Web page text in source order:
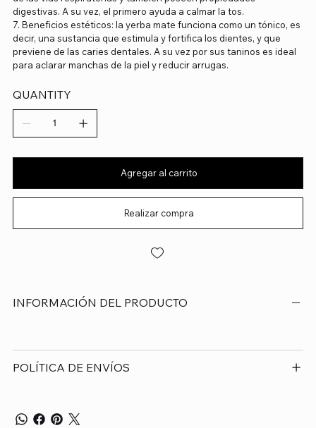
digestivas. A su vez, el primero ayuda a calmar la tos.
7. Beneficios estéticos: la yerba mate funciona como un tónico, es
decir, una sustancia que estimula y fortifica los dientes, y que
previene de las caries dentales. A su vez por sus taninos es ideal
para aclarar manchas de la piel y reducir arrugas.
QUANTITY
Agregar al carrito
Realizar compra
INFORMACIÓN DEL PRODUCTO
POLÍTICA DE ENVÍOS